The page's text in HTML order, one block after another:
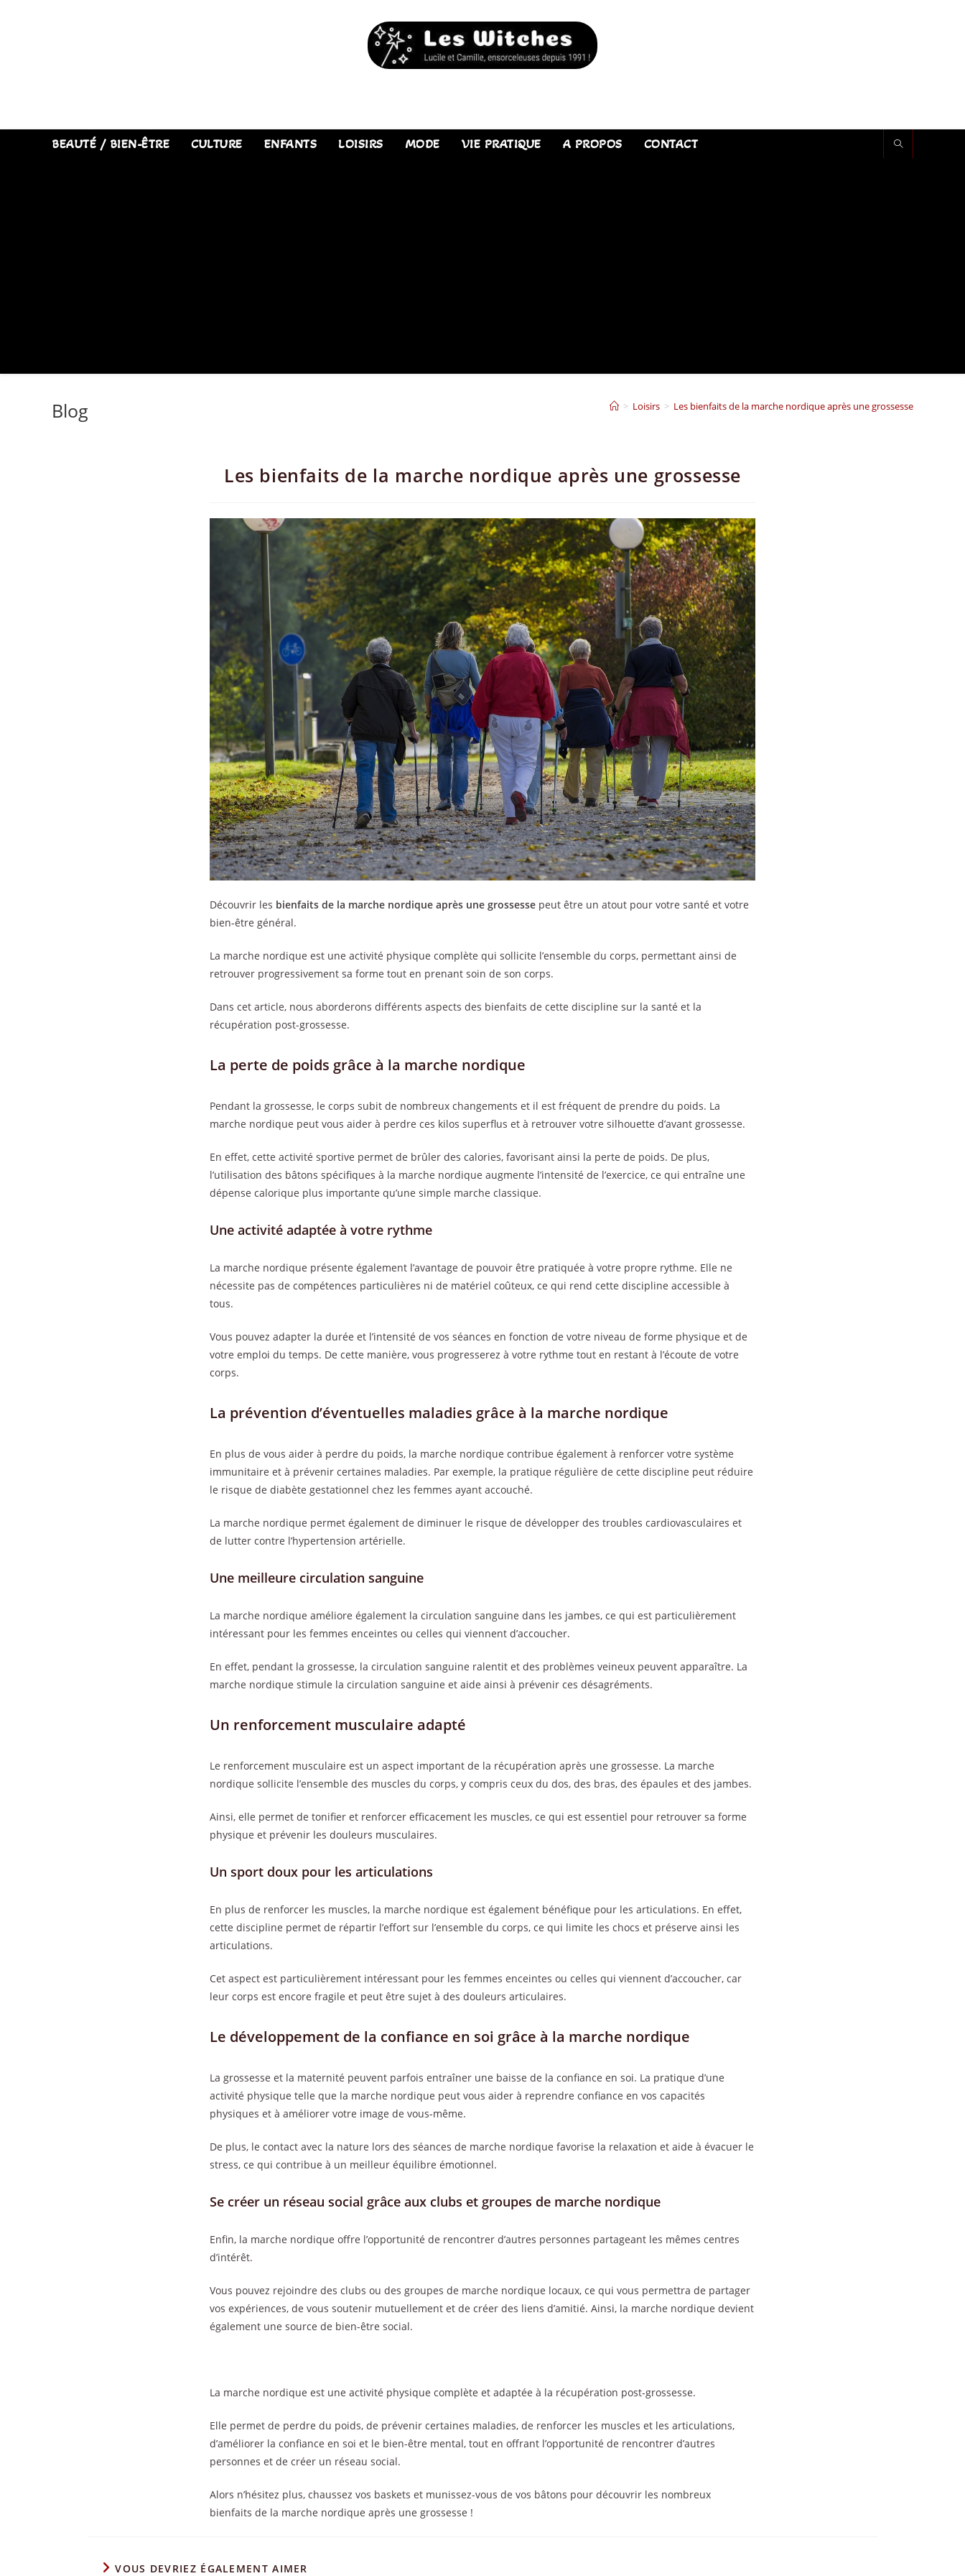
BEAUTÉ / BIEN-ÊTRE CULTURE ENFANTS LOISIRS MODE VIE PRATIQUE A PROPOS CONTACT
Blog > Loisirs > Les bienfaits de la marche nordique après une grossesse
Les bienfaits de la marche nordique après une grossesse
Découvrir les bienfaits de la marche nordique après une grossesse peut être un atout pour votre santé et votre
bien-être général.
La marche nordique est une activité physique complète qui sollicite l’ensemble du corps, permettant ainsi de
retrouver progressivement sa forme tout en prenant soin de son corps.
Dans cet article, nous aborderons différents aspects des bienfaits de cette discipline sur la santé et la
récupération post-grossesse.
La perte de poids grâce à la marche nordique
Pendant la grossesse, le corps subit de nombreux changements et il est fréquent de prendre du poids. La
marche nordique peut vous aider à perdre ces kilos superflus et à retrouver votre silhouette d’avant grossesse.
En effet, cette activité sportive permet de brûler des calories, favorisant ainsi la perte de poids. De plus,
l’utilisation des bâtons spécifiques à la marche nordique augmente l’intensité de l’exercice, ce qui entraîne une
dépense calorique plus importante qu’une simple marche classique.
Une activité adaptée à votre rythme
La marche nordique présente également l’avantage de pouvoir être pratiquée à votre propre rythme. Elle ne
nécessite pas de compétences particulières ni de matériel coûteux, ce qui rend cette discipline accessible à
tous.
Vous pouvez adapter la durée et l’intensité de vos séances en fonction de votre niveau de forme physique et de
votre emploi du temps. De cette manière, vous progresserez à votre rythme tout en restant à l’écoute de votre
corps.
La prévention d’éventuelles maladies grâce à la marche nordique
En plus de vous aider à perdre du poids, la marche nordique contribue également à renforcer votre système
immunitaire et à prévenir certaines maladies. Par exemple, la pratique régulière de cette discipline peut réduire
le risque de diabète gestationnel chez les femmes ayant accouché.
La marche nordique permet également de diminuer le risque de développer des troubles cardiovasculaires et
de lutter contre l’hypertension artérielle.
Une meilleure circulation sanguine
La marche nordique améliore également la circulation sanguine dans les jambes, ce qui est particulièrement
intéressant pour les femmes enceintes ou celles qui viennent d’accoucher.
En effet, pendant la grossesse, la circulation sanguine ralentit et des problèmes veineux peuvent apparaître. La
marche nordique stimule la circulation sanguine et aide ainsi à prévenir ces désagréments.
Un renforcement musculaire adapté
Le renforcement musculaire est un aspect important de la récupération après une grossesse. La marche
nordique sollicite l’ensemble des muscles du corps, y compris ceux du dos, des bras, des épaules et des jambes.
Ainsi, elle permet de tonifier et renforcer efficacement les muscles, ce qui est essentiel pour retrouver sa forme
physique et prévenir les douleurs musculaires.
Un sport doux pour les articulations
En plus de renforcer les muscles, la marche nordique est également bénéfique pour les articulations. En effet,
cette discipline permet de répartir l’effort sur l’ensemble du corps, ce qui limite les chocs et préserve ainsi les
articulations.
Cet aspect est particulièrement intéressant pour les femmes enceintes ou celles qui viennent d’accoucher, car
leur corps est encore fragile et peut être sujet à des douleurs articulaires.
Le développement de la confiance en soi grâce à la marche nordique
La grossesse et la maternité peuvent parfois entraîner une baisse de la confiance en soi. La pratique d’une
activité physique telle que la marche nordique peut vous aider à reprendre confiance en vos capacités
physiques et à améliorer votre image de vous-même.
De plus, le contact avec la nature lors des séances de marche nordique favorise la relaxation et aide à évacuer le
stress, ce qui contribue à un meilleur équilibre émotionnel.
Se créer un réseau social grâce aux clubs et groupes de marche nordique
Enfin, la marche nordique offre l’opportunité de rencontrer d’autres personnes partageant les mêmes centres
d’intérêt.
Vous pouvez rejoindre des clubs ou des groupes de marche nordique locaux, ce qui vous permettra de partager
vos expériences, de vous soutenir mutuellement et de créer des liens d’amitié. Ainsi, la marche nordique devient
également une source de bien-être social.
La marche nordique est une activité physique complète et adaptée à la récupération post-grossesse.
Elle permet de perdre du poids, de prévenir certaines maladies, de renforcer les muscles et les articulations,
d’améliorer la confiance en soi et le bien-être mental, tout en offrant l’opportunité de rencontrer d’autres
personnes et de créer un réseau social.
Alors n’hésitez plus, chaussez vos baskets et munissez-vous de vos bâtons pour découvrir les nombreux
bienfaits de la marche nordique après une grossesse !
VOUS DEVRIEZ ÉGALEMENT AIMER